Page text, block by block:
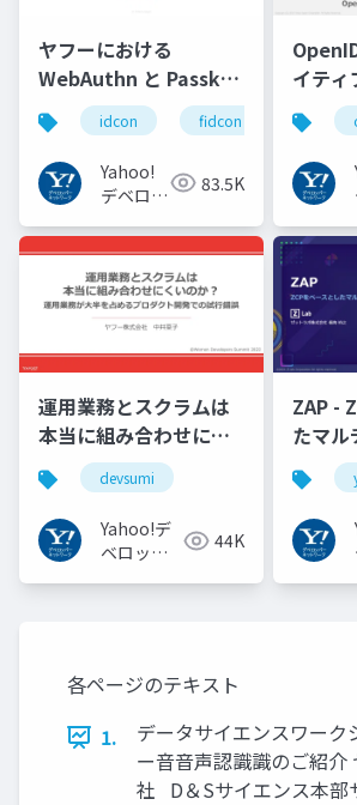
ヤフーにおける
WebAuthn と Passkey
の UX の紹介と考察
#idcon #fidcon
idcon fidcon
Yahoo!
デベロッ
トワーク
83.5K
イティ
巻く
運用業務とスクラムは
本当に組み合わせにく
いのか︖運用業務が大
半を占めるプロダクト
開発での試行錯誤
devsumi
Yahoo!デ
ベロッパ
44K
ZAP -
たマル
ーショ
#YJTC
各ページのテキスト
1.
データサイエンスワーク
ー⾳音声認識識のご紹介
社 D＆Sサイエンス本部